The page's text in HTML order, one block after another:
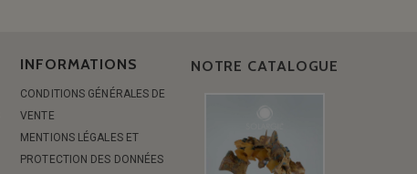
INFORMATIONS
CONDITIONS GÉNÉRALES DE
VENTE
MENTIONS LÉGALES ET
PROTECTION DES DONNÉES
NOTRE CATALOGUE